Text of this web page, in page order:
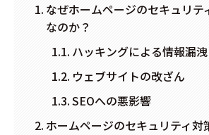
なぜホームページのセキュリテ
なのか？
ハッキングによる情報漏洩
ウェブサイトの改ざん
SEOへの悪影響
ホームページのセキュリティ対